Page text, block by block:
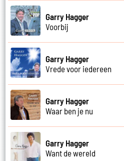
Garry Hagger
Voorbij
Garry Hagger
Vrede voor iedereen
Garry Hagger
Waar ben je nu
Garry Hagger
Want de wereld